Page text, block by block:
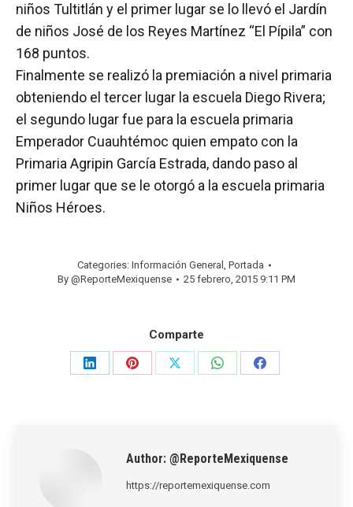
niños Tultitlán y el primer lugar se lo llevó el Jardín
de niños José de los Reyes Martínez “El Pípila” con
168 puntos.
Finalmente se realizó la premiación a nivel primaria
obteniendo el tercer lugar la escuela Diego Rivera;
el segundo lugar fue para la escuela primaria
Emperador Cuauhtémoc quien empato con la
Primaria Agripin García Estrada, dando paso al
primer lugar que se le otorgó a la escuela primaria
Niños Héroes.
Categories: Información General , Portada
By @ReporteMexiquense 25 febrero, 2015 9:11 PM
Comparte
Share
Share
Share
Share
Share
Author: @ReporteMexiquense
https://reportemexiquense.com